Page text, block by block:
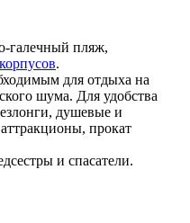
галечный пляж,
корпусов.
для отдыха на
шума. Для удобства
душевые и
прокат
и спасатели.